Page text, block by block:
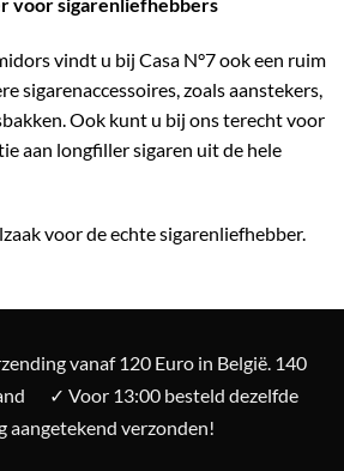
vindt u bij Casa N°7 ook een ruim
sigarenaccessoires, zoals aanstekers,
Ook kunt u bij ons terecht voor
aan longfiller sigaren uit de hele
voor de echte sigarenliefhebber.
vanaf 120 Euro in België. 140
✓ Voor 13:00 besteld dezelfde
aangetekend verzonden!